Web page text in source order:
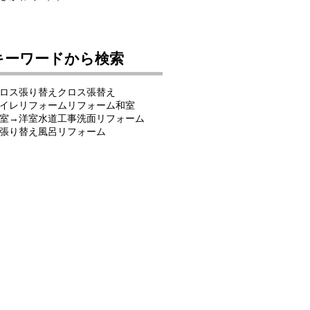
ーワードから検索
ス張り替え クロス張替え
イレリフォーム リフォーム和室
→洋室水道工事洗面リフォーム
り替え 風呂リフォーム